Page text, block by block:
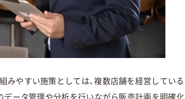
みやすい施策としては、複数店舗を経営している
データ管理や分析を行いながら販売計画を明確化